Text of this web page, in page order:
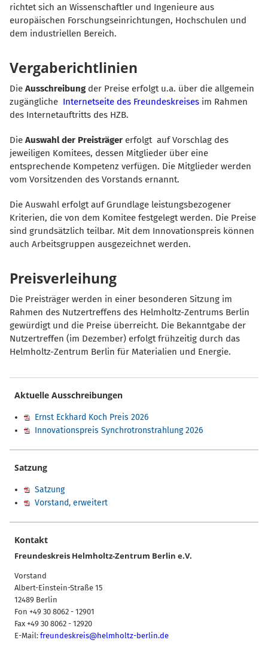
richtet sich an Wissenschaftler und Ingenieure aus
europäischen Forschungseinrichtungen, Hochschulen und
dem industriellen Bereich.
Vergaberichtlinien
Die Ausschreibung der Preise erfolgt u.a. über die allgemein
zugängliche Internetseite des Freundeskreises im Rahmen
des Internetauftritts des HZB.
Die Auswahl der Preisträger erfolgt auf Vorschlag des
jeweiligen Komitees, dessen Mitglieder über eine
entsprechende Kompetenz verfügen. Die Mitglieder werden
vom Vorsitzenden des Vorstands ernannt.
Die Auswahl erfolgt auf Grundlage leistungsbezogener
Kriterien, die von dem Komitee festgelegt werden. Die Preise
sind grundsätzlich teilbar. Mit dem Innovationspreis können
auch Arbeitsgruppen ausgezeichnet werden.
Preisverleihung
Die Preisträger werden in einer besonderen Sitzung im
Rahmen des Nutzertreffens des Helmholtz-Zentrums Berlin
gewürdigt und die Preise überreicht. Die Bekanntgabe der
Nutzertreffen (im Dezember) erfolgt frühzeitig durch das
Helmholtz-Zentrum Berlin für Materialien und Energie.
Aktuelle Ausschreibungen
Ernst Eckhard Koch Preis 2026
Innovationspreis Synchrotronstrahlung 2026
Satzung
Satzung
Vorstand, erweitert
Kontakt
Freundeskreis Helmholtz-Zentrum Berlin e.V.
Vorstand
Albert-Einstein-Straße 15
12489 Berlin
Fon +49 30 8062 - 12901
Fax +49 30 8062 - 12920
E-Mail: freundeskreis@helmholtz-berlin.de